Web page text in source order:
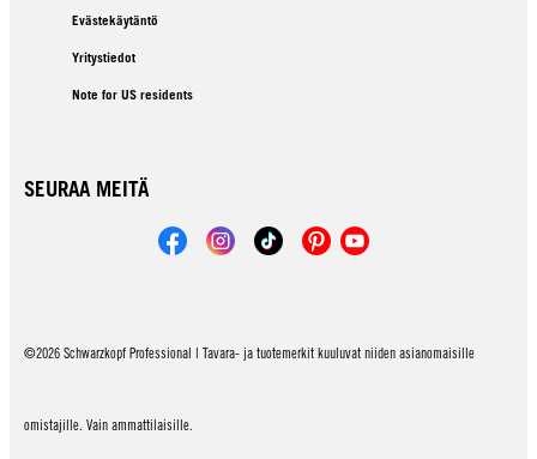
Evästekäytäntö
Yritystiedot
Note for US residents
SEURAA MEITÄ
©2026 Schwarzkopf Professional | Tavara- ja tuotemerkit kuuluvat niiden asianomaisille
omistajille. Vain ammattilaisille.